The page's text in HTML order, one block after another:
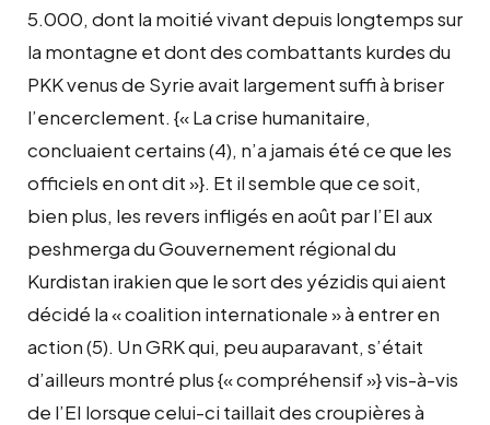
5.000, dont la moitié vivant depuis longtemps sur
la montagne et dont des combattants kurdes du
PKK venus de Syrie avait largement suffi à briser
l’encerclement. {« La crise humanitaire,
concluaient certains (4), n’a jamais été ce que les
officiels en ont dit »}. Et il semble que ce soit,
bien plus, les revers infligés en août par l’EI aux
peshmerga du Gouvernement régional du
Kurdistan irakien que le sort des yézidis qui aient
décidé la « coalition internationale » à entrer en
action (5). Un GRK qui, peu auparavant, s’était
d’ailleurs montré plus {« compréhensif »} vis-à-vis
de l’EI lorsque celui-ci taillait des croupières à